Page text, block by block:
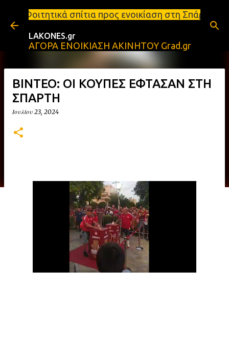
Μετάβαση στο κύριο περιεχόμενο
προς ενοικίαση στη Σπάρτη Ενοικιάσεις
LAKONES.gr
ΑΓΟΡΑ ΕΝΟΙΚΙΑΣΗ ΑΚΙΝΗΤΟΥ Grad.gr
ΒΙΝΤΕΟ: ΟΙ ΚΟΥΠΕΣ ΕΦΤΑΣΑΝ ΣΤΗ
ΣΠΑΡΤΗ
Ιουλίου 23, 2024